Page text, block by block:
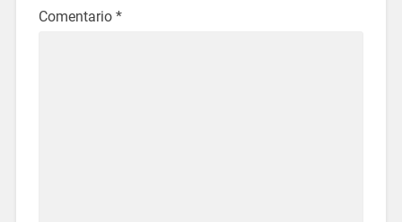
Comentario *